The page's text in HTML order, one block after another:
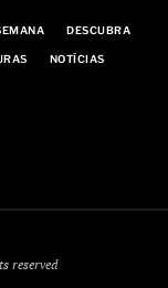
DESCUBRA
NOTÍCIAS
reserved